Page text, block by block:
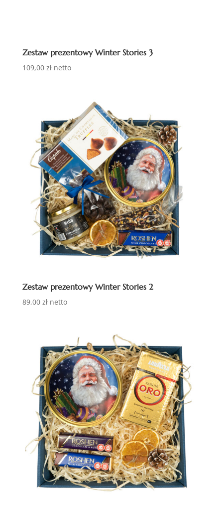
Zestaw prezentowy Winter Stories 3
109,00 zł netto
Zestaw prezentowy Winter Stories 2
89,00 zł netto